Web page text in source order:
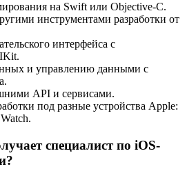
на Swift или Objective-C.
инструментами разработки от
интерфейса с
и управлению данными с
API и сервисами.
под разные устройства Apple:
специалист по iOS-